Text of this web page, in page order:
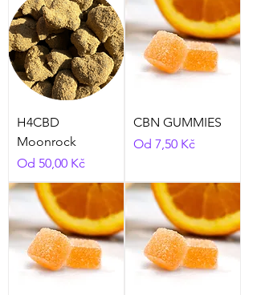
H4CBD
Moonrock
Od 50,00 Kč
Zvýhodněná cena
CBN GUMMIES
Od 7,50 Kč
Zvýhodněná cena